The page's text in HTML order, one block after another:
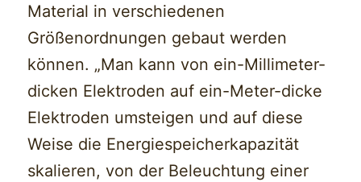
Material in verschiedenen
Größenordnungen gebaut werden
können. „Man kann von ein-Millimeter-
dicken Elektroden auf ein-Meter-dicke
Elektroden umsteigen und auf diese
Weise die Energiespeicherkapazität
skalieren, von der Beleuchtung einer